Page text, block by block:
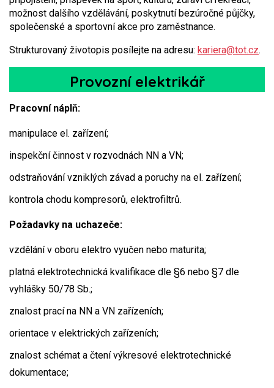
možnost dalšího vzdělávání, poskytnutí bezúročné půjčky,
společenské a sportovní akce pro zaměstnance.
Strukturovaný životopis posílejte na adresu: kariera@tot.cz.
Provozní elektrikář
Pracovní náplň:
manipulace el. zařízení;
inspekční činnost v rozvodnách NN a VN;
odstraňování vzniklých závad a poruchy na el. zařízení;
kontrola chodu kompresorů, elektrofiltrů.
Požadavky na uchazeče:
vzdělání v oboru elektro vyučen nebo maturita;
platná elektrotechnická kvalifikace dle §6 nebo §7 dle
vyhlášky 50/78 Sb.;
znalost prací na NN a VN zařízeních;
orientace v elektrických zařízeních;
znalost schémat a čtení výkresové elektrotechnické
dokumentace;